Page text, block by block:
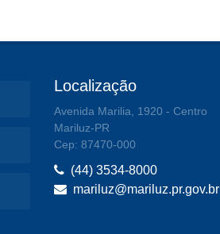
Localização
Avenida Marilia, 1920 - Centro
Mariluz-PR
Cep: 87470-000
(44) 3534-8000
mariluz@mariluz.pr.gov.br